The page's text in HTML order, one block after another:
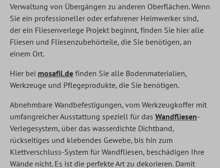
Verwaltung von Übergängen zu anderen Oberflächen. Wenn
Sie ein professioneller oder erfahrener Heimwerker sind,
der ein Fliesenverlege Projekt beginnt, finden Sie hier alle
Fliesen und Fliesenzubehörteile, die Sie benötigen, an
einem Ort.
Hier bei mosafil.de finden Sie alle Bodenmaterialien,
Werkzeuge und Pflegeprodukte, die Sie benötigen.
Abnehmbare Wandbefestigungen, vom Werkzeugkoffer mit
umfangreicher Ausstattung speziell für das Wandfliesen-
Verlegesystem, über das wasserdichte Dichtband,
rückseitiges und klebendes Gewebe, bis hin zum
Klettverschluss-System für Wandfliesen, beschädigen Ihre
Wände nicht. Es ist die perfekte Art zu dekorieren. Damit